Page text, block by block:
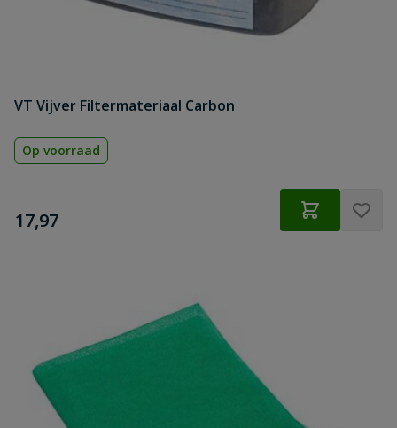
VT Vijver Filtermateriaal Carbon
Op voorraad
€
17,97